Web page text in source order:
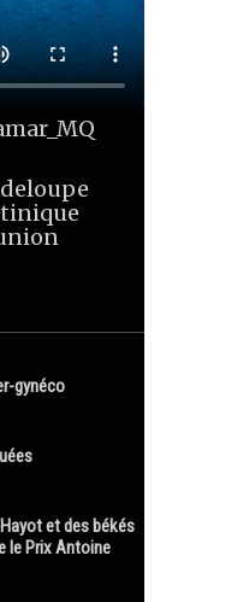
gynéco
et des békés
le Prix Antoine